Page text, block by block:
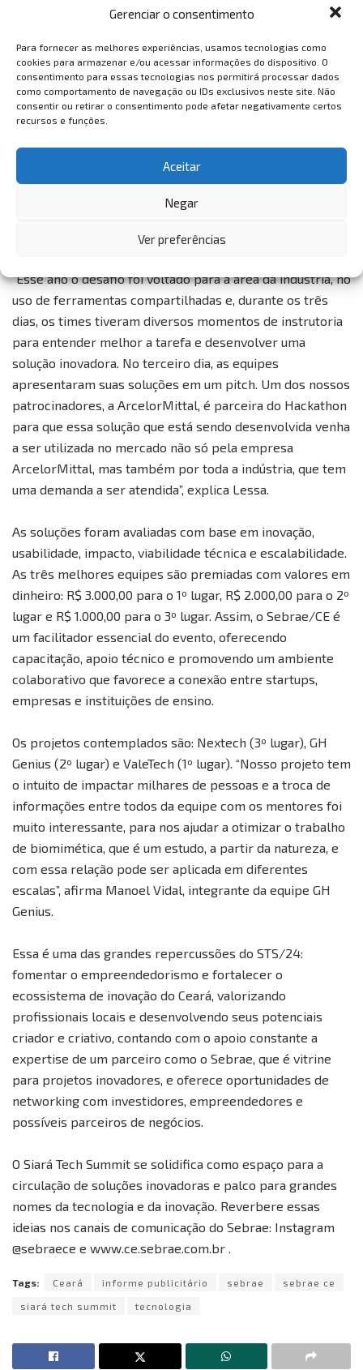
Gerenciar o consentimento
Para fornecer as melhores experiências, usamos tecnologias como
cookies para armazenar e/ou acessar informações do dispositivo. O
consentimento para essas tecnologias nos permitirá processar dados
como comportamento de navegação ou IDs exclusivos neste site. Não
consentir ou retirar o consentimento pode afetar negativamente certos
recursos e funções.
Aceitar
Negar
Ver preferências
O Hackathon Siará Tech Summit uniu ideias e processos
inventivos voltados para criar novos modelos de negócio,
produtos, interfaces, tecnologias e soluções para os
desafios enfrentados por micro e pequenas empresas.
Nesse cenário, foram montadas oito equipes que
abordaram temas como tecnologia, gestão, design,
multidisciplinaridade em um desafio colaborativo para
demonstrar impacto positivo na economia local.
“Esse ano o desafio foi voltado para a área da indústria, no
uso de ferramentas compartilhadas e, durante os três
dias, os times tiveram diversos momentos de instrutoria
para entender melhor a tarefa e desenvolver uma
solução inovadora. No terceiro dia, as equipes
apresentaram suas soluções em um pitch. Um dos nossos
patrocinadores, a ArcelorMittal, é parceira do Hackathon
para que essa solução que está sendo desenvolvida venha
a ser utilizada no mercado não só pela empresa
ArcelorMittal, mas também por toda a indústria, que tem
uma demanda a ser atendida”, explica Lessa.
As soluções foram avaliadas com base em inovação,
usabilidade, impacto, viabilidade técnica e escalabilidade.
As três melhores equipes são premiadas com valores em
dinheiro: R$ 3.000,00 para o 1º lugar, R$ 2.000,00 para o 2º
lugar e R$ 1.000,00 para o 3º lugar. Assim, o Sebrae/CE é
um facilitador essencial do evento, oferecendo
capacitação, apoio técnico e promovendo um ambiente
colaborativo que favorece a conexão entre startups,
empresas e instituições de ensino.
Os projetos contemplados são: Nextech (3º lugar), GH
Genius (2º lugar) e ValeTech (1º lugar). “Nosso projeto tem
o intuito de impactar milhares de pessoas e a troca de
informações entre todos da equipe com os mentores foi
muito interessante, para nos ajudar a otimizar o trabalho
de biomimética, que é um estudo, a partir da natureza, e
com essa relação pode ser aplicada em diferentes
escalas”, afirma Manoel Vidal, integrante da equipe GH
Genius.
Essa é uma das grandes repercussões do STS/24:
fomentar o empreendedorismo e fortalecer o
ecossistema de inovação do Ceará, valorizando
profissionais locais e desenvolvendo seus potenciais
criador e criativo, contando com o apoio constante a
expertise de um parceiro como o Sebrae, que é vitrine
para projetos inovadores, e oferece oportunidades de
networking com investidores, empreendedores e
possíveis parceiros de negócios.
O Siará Tech Summit se solidifica como espaço para a
circulação de soluções inovadoras e palco para grandes
nomes da tecnologia e da inovação. Reverbere essas
ideias nos canais de comunicação do Sebrae: Instagram
@sebraece e www.ce.sebrae.com.br .
Tags: Ceará informe publicitário sebrae sebrae ce
siará tech summit tecnologia